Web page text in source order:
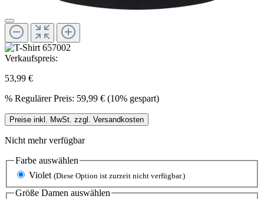
Verkaufspreis:
53,99 €
% Regulärer Preis: 59,99 € (10% gespart)
Preise inkl. MwSt. zzgl. Versandkosten
Nicht mehr verfügbar
Farbe auswählen
Violet (Diese Option ist zurzeit nicht verfügbar.)
Größe Damen auswählen